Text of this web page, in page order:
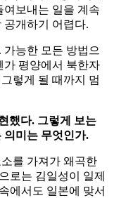
여보내는 일을 계속
공개하기 어렵다.
능한 모든 방법으
가 평양에서 북한자
렇게 될 때까지 멈
했다. 그렇게 보는
의미는 무엇인가.
를 가져가 왜곡한
로는 김일성이 일제
에서도 일본에 맞서